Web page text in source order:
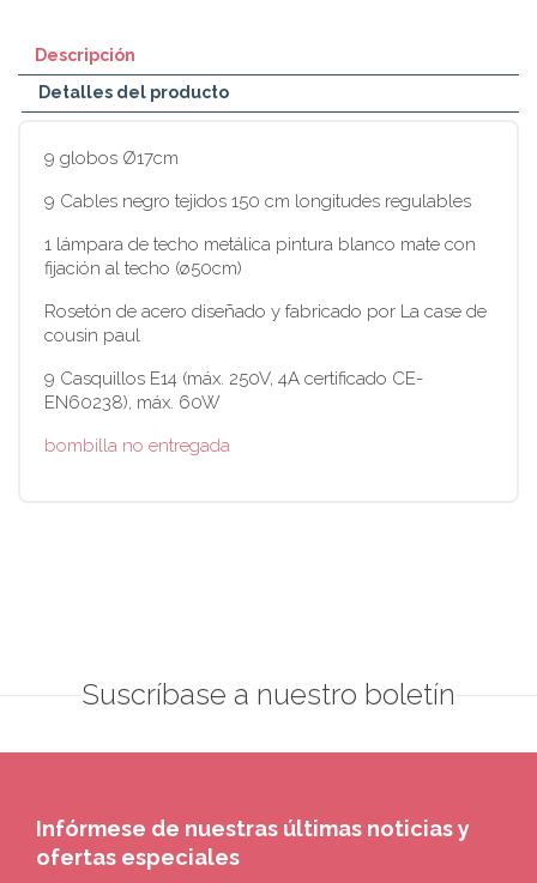
Descripción
Detalles del producto
9 globos Ø17cm
9 Cables negro tejidos 150 cm longitudes regulables
1 lámpara de techo metálica pintura blanco mate con
fijación al techo (ø50cm)
Rosetón de acero diseñado y fabricado por La case de
cousin paul
9 Casquillos E14 (máx. 250V, 4A certificado CE-
EN60238), máx. 60W
bombilla no entregada
Suscríbase a nuestro boletín
Infórmese de nuestras últimas noticias y
ofertas especiales